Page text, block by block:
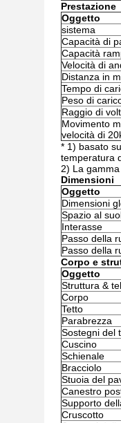
Prestazione
Oggetto
sistema
Capacità di
Capacità
Velocità di
Distanza in
Tempo di
Peso di
Raggio di
Movimento
velocità di
* 1) basato
temperatura
2) La
Dimensioni
Oggetto
Dimensioni
Spazio al
Interasse
Passo della
Passo della
Corpo e
Oggetto
Struttura &
Corpo
Tetto
Parabrezza
Sostegni del
Cuscino
Schienale
Bracciolo
Stuoia del
Canestro
Supporto
Cruscotto